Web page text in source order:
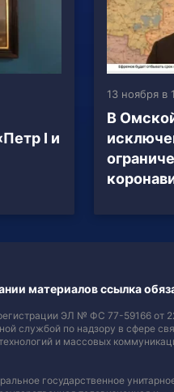
I и
13 ноября в
В
материалов ссылка
ЭЛ № ФС 77-59166 от
службой по надзору в сфере
и массовых
государственное